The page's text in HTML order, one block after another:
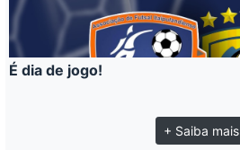
É dia de jogo!
+ Saiba mais